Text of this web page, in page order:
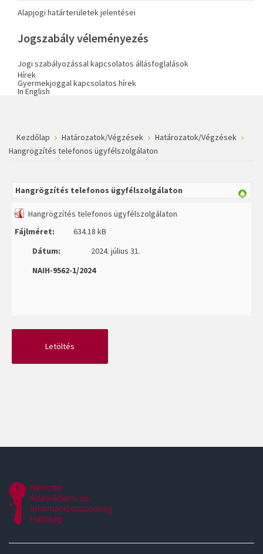
Alapjogi határterületek jelentései
Jogszabály véleményezés
Jogi szabályozással kapcsolatos állásfoglalások
Hírek
Gyermekjoggal kapcsolatos hírek
In English
Kezdőlap Határozatok/Végzések
Határozatok/Végzések
Hangrögzítés telefonos ügyfélszolgálaton
Hangrögzítés telefonos ügyfélszolgálaton
Hangrögzítés telefonos ügyfélszolgálaton
Fájlméret:
634.18 kB
Dátum:
2024. július 31.
NAIH-9562-1/2024